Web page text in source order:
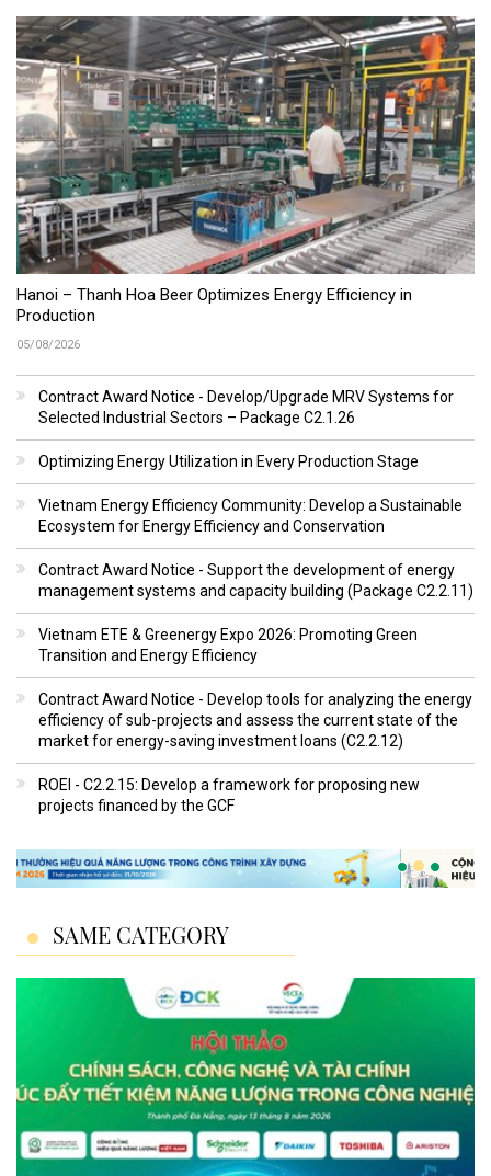
Hanoi – Thanh Hoa Beer Optimizes Energy Efficiency in
Production
05/08/2026
Contract Award Notice - Develop/Upgrade MRV Systems for
Selected Industrial Sectors – Package C2.1.26
Optimizing Energy Utilization in Every Production Stage
Vietnam Energy Efficiency Community: Develop a Sustainable
Ecosystem for Energy Efficiency and Conservation
Contract Award Notice - Support the development of energy
management systems and capacity building (Package C2.2.11)
Vietnam ETE & Greenergy Expo 2026: Promoting Green
Transition and Energy Efficiency
Contract Award Notice - Develop tools for analyzing the energy
efficiency of sub-projects and assess the current state of the
market for energy-saving investment loans (C2.2.12)
ROEI - C2.2.15: Develop a framework for proposing new
projects financed by the GCF
SAME CATEGORY